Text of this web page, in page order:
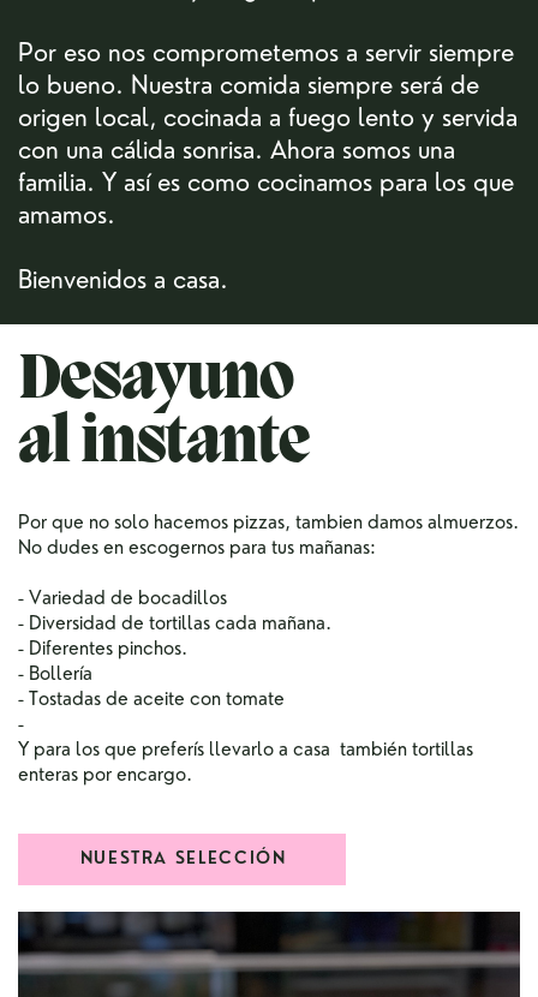
Por eso nos comprometemos a servir siempre
​lo bueno. Nuestra comida siempre será de ​
origen local, cocinada a fuego lento y ​servida
con una cálida sonrisa. Ahora somos ​una
familia. Y así es como cocinamos para los ​que
amamos.
Bienvenidos a casa.
Desayuno
al instante
Por que no solo hacemos pizzas, tambien damos ​almuerzos.
No dudes en escogernos para tus mañanas:
- Variedad de bocadillos
- Diversidad de tortillas cada mañana.
- Diferentes pinchos.
- Bollería
- Tostadas de aceite con tomate
-
Y para los que preferís llevarlo a casa también tortillas ​
enteras por encargo.
NUESTRA SELECCIÓN